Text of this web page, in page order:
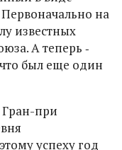
на
известных
А теперь ‑
был еще один
Гран-при
успеху год